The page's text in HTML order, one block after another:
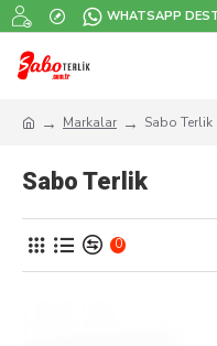
WHATSAPP
Markalar Sabo Terlik
Sabo Terlik
0